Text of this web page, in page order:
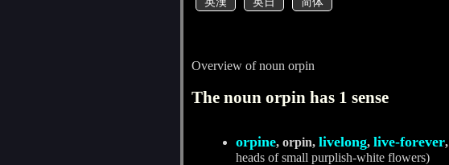
Overview of noun orpin
The noun orpin has 1 sense
orpine, orpin, livelong, live-forever,
heads of small purplish-white flowers)